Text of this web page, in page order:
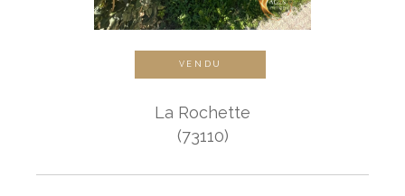
VENDU
La Rochette
(73110)